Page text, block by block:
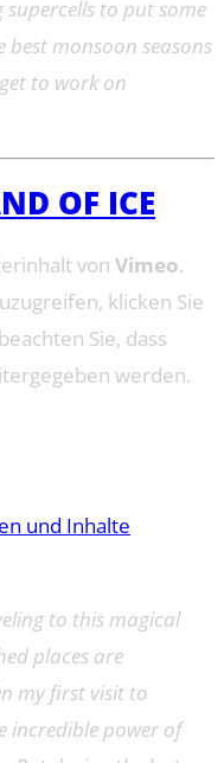
to put some
best monsoon seasons
to work on
OF ICE
von Vimeo.
klicken Sie
Sie, dass
werden.
und Inhalte
to this magical
places are
my first visit to
incredible power of